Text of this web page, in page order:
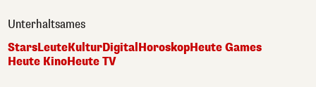
Unterhaltsames
StarsLeuteKulturDigitalHoroskopHeute Games
Heute KinoHeute TV